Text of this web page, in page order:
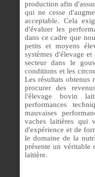
production afin
qui ne cesse
acceptable. Cela
d'évaluer les
dans ce cadre que
petits et moyens
systèmes d'élevage
secteur dans le
conditions et les
Les résultats obtenus
procurer des
l'élevage bovin
performances
mauvaises
vaches laitières qui
d'expérience et de
le domaine de la
présente un véritable
laitière.